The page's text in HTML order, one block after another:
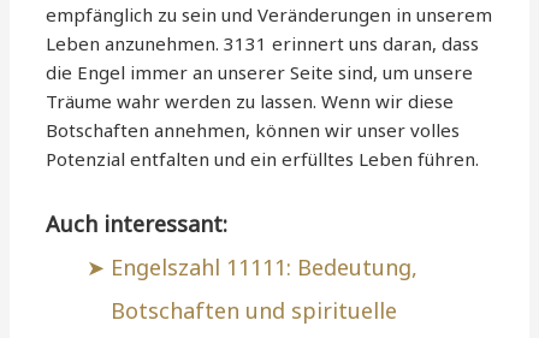
empfänglich zu sein und Veränderungen in unserem
Leben anzunehmen. 3131 erinnert uns daran, dass
die Engel immer an unserer Seite sind, um unsere
Träume wahr werden zu lassen. Wenn wir diese
Botschaften annehmen, können wir unser volles
Potenzial entfalten und ein erfülltes Leben führen.
Auch interessant:
Engelszahl 11111: Bedeutung,
Botschaften und spirituelle